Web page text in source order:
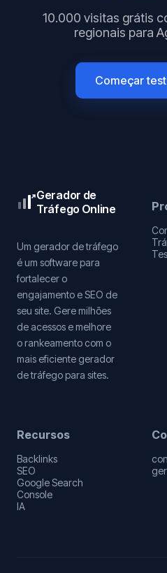
10.000 visitas grátis
regionais para
Começar
Gerador de
Tráfego Online
Um gerador de tráfego
é um software para
fortalecer o
engajamento e SEO de
seu site. Gere milhões
de acessos e melhore
o rankeamento com o
mais eficiente gerador
de tráfego para sites.
Recursos
Backlinks
SEO
Google Search
Console
IA